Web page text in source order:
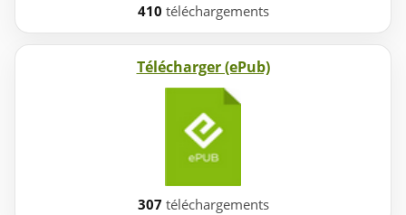
410 téléchargements
Télécharger (ePub)
307 téléchargements